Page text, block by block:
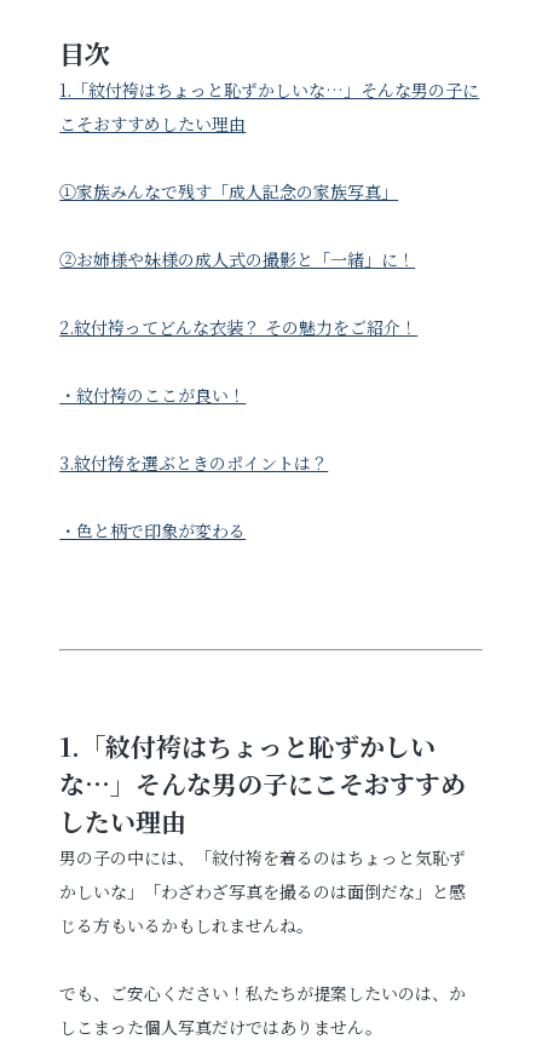
目次
1.「紋付袴はちょっと恥ずかしいな…」そんな男の子に
こそおすすめしたい理由
①家族みんなで残す「成人記念の家族写真」
②お姉様や妹様の成人式の撮影と「一緒」に！
2.紋付袴ってどんな衣装？ その魅力をご紹介！
・紋付袴のここが良い！
3.紋付袴を選ぶときのポイントは？
・色と柄で印象が変わる
1.「紋付袴はちょっと恥ずかしい
な…」そんな男の子にこそおすすめ
したい理由
男の子の中には、「紋付袴を着るのはちょっと気恥ず
かしいな」「わざわざ写真を撮るのは面倒だな」と感
じる方もいるかもしれませんね。
でも、ご安心ください！私たちが提案したいのは、か
しこまった個人写真だけではありません。